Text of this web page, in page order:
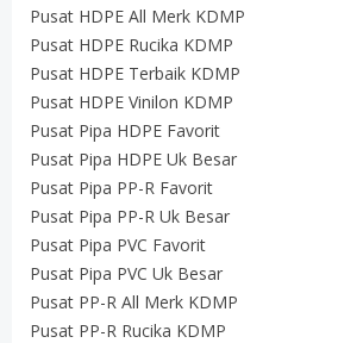
Pusat HDPE All Merk KDMP
Pusat HDPE Rucika KDMP
Pusat HDPE Terbaik KDMP
Pusat HDPE Vinilon KDMP
Pusat Pipa HDPE Favorit
Pusat Pipa HDPE Uk Besar
Pusat Pipa PP-R Favorit
Pusat Pipa PP-R Uk Besar
Pusat Pipa PVC Favorit
Pusat Pipa PVC Uk Besar
Pusat PP-R All Merk KDMP
Pusat PP-R Rucika KDMP